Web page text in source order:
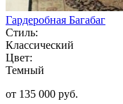
Гардеробная Багабаг
Стиль:
Классический
Цвет:
Темный
от 135 000 руб.